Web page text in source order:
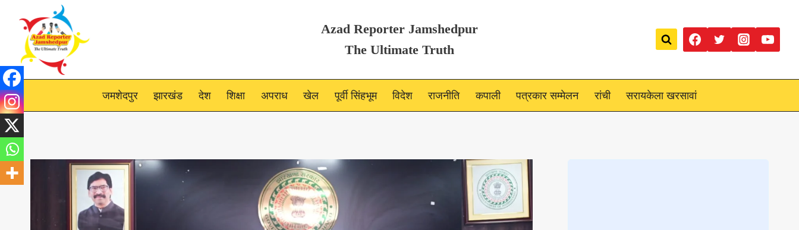
content
Azad Reporter Jamshedpur
The Ultimate Truth
जमशेदपुर झारखंड देश शिक्षा अपराध खेल पूर्वी सिंहभूम विदेश राजनीति कपाली पत्रकार सम्मेलन रांची सरायकेला खरसावां